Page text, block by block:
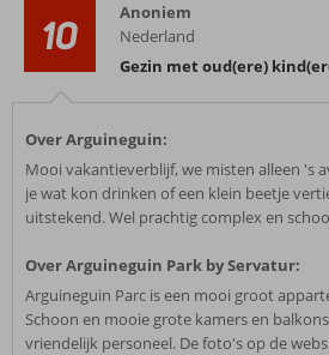
10
Anoniem
Nederland
Gezin met oud(ere)
Over Arguineguin:
Mooi vakantieverblijf, we misten alleen 's
je wat kon drinken of een klein beetje
uitstekend. Wel prachtig complex en
Over Arguineguin Park by Servatur:
Arguineguin Parc is een mooi groot
Schoon en mooie grote kamers en
vriendelijk personeel. De foto's op de